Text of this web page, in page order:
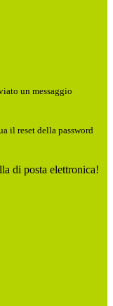
un messaggio
il reset della password
di posta elettronica!